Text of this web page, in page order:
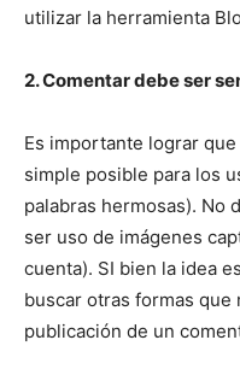
utilizar la herramienta
2. Comentar debe ser
Es importante lograr que
simple posible para los
palabras hermosas). No
ser uso de imágenes
cuenta). SI bien la idea
buscar otras formas que
publicación de un